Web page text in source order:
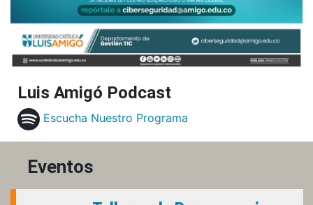
Luis Amigó Podcast
Escucha Nuestro Programa
Eventos